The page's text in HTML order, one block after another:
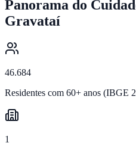
Panorama do
Gravataí
46.684
Residentes com 60+ anos (IBGE
1